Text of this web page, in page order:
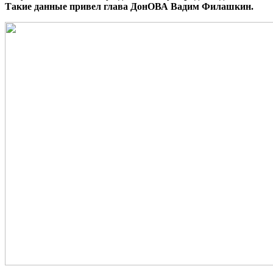
Такие данные привел глава ДонОВА Вадим Филашкин.